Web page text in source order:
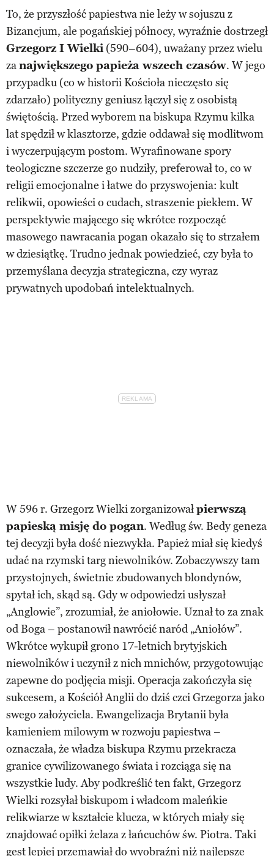
To, że przyszłość papiestwa nie leży w sojuszu z
Bizancjum, ale pogańskiej północy, wyraźnie dostrzegł
Grzegorz I Wielki (590–604), uważany przez wielu
zanajwiększego papieża wszech czasów. W jego
przypadku (co w historii Kościoła nieczęsto się
zdarzało) polityczny geniusz łączył się z osobistą
świętością. Przed wyborem na biskupa Rzymu kilka
lat spędził w klasztorze, gdzie oddawał się modlitwom
i wyczerpującym postom. Wyrafinowane spory
teologiczne szczerze go nudziły, preferował to, co w
religii emocjonalne i łatwe do przyswojenia: kult
relikwii, opowieści o cudach, straszenie piekłem. W
perspektywie mającego się wkrótce rozpocząć
masowego nawracania pogan okazało się to strzałem
w dziesiątkę. Trudno jednak powiedzieć, czy była to
przemyślana decyzja strategiczna, czy wyraz
prywatnych upodobań intelektualnych.
W 596 r. Grzegorz Wielki zorganizowałpierwszą
papieską misję do pogan. Według św. Bedy geneza
tej decyzji była dość niezwykła. Papież miał się kiedyś
udać na rzymski targ niewolników. Zobaczywszy tam
przystojnych, świetnie zbudowanych blondynów,
spytał ich, skąd są. Gdy w odpowiedzi usłyszał
„Anglowie”, zrozumiał, że aniołowie. Uznał to za znak
od Boga – postanowił nawrócić naród „Aniołów”.
Wkrótce wykupił grono 17-letnich brytyjskich
niewolników i uczynił z nich mnichów, przygotowując
zapewne do podjęcia misji. Operacja zakończyła się
sukcesem, a Kościół Anglii do dziś czci Grzegorza jako
swego założyciela. Ewangelizacja Brytanii była
kamieniem milowym w rozwoju papiestwa –
oznaczała, że władza biskupa Rzymu przekracza
granice cywilizowanego świata i rozciąga się na
wszystkie ludy. Aby podkreślić ten fakt, Grzegorz
Wielki rozsyłał biskupom i władcom maleńkie
relikwiarze w kształcie klucza, w których miały się
znajdować opiłki żelaza z łańcuchów św. Piotra. Taki
gest lepiej przemawiał do wyobraźni niż najlepsze